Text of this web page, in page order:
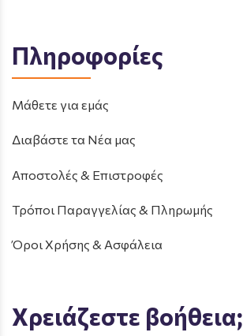
Πληροφορίες
Μάθετε για εμάς
Διαβάστε τα Νέα μας
Αποστολές & Επιστροφές
Τρόποι Παραγγελίας & Πληρωμής
Όροι Χρήσης & Ασφάλεια
Χρειάζεστε βοήθεια;